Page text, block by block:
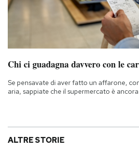
Chi ci guadagna davvero con le
Se pensavate di aver fatto un affarone,
aria, sappiate che il supermercato è
ALTRE STORIE